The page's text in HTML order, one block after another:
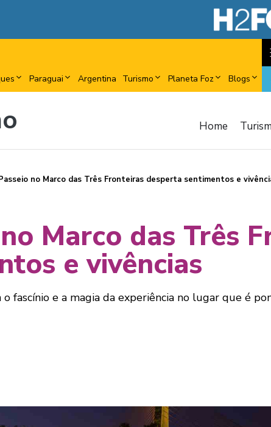
Paraguai Argentina Turismo Planeta Foz Blogs
Home
no Marco das Três Fronteiras desperta sentimentos e
Marco das Três
e vivências
fascínio e a magia da experiência no lugar que é